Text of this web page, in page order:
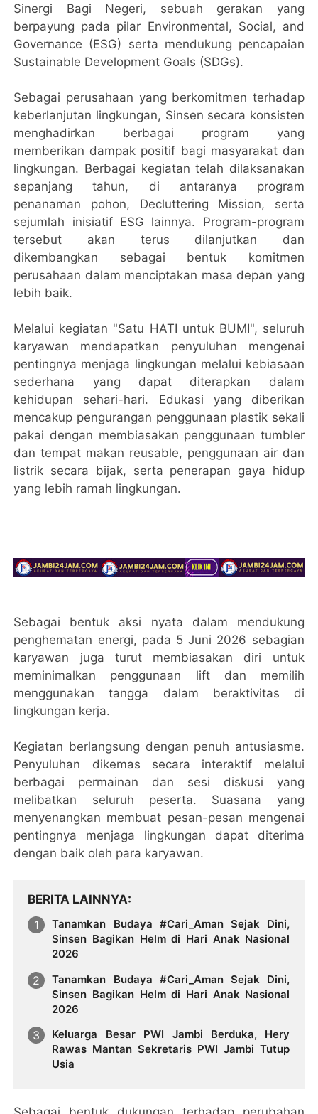
Sinergi Bagi Negeri, sebuah gerakan yang
berpayung pada pilar Environmental, Social, and
Governance (ESG) serta mendukung pencapaian
Sustainable Development Goals (SDGs).
Sebagai perusahaan yang berkomitmen terhadap
keberlanjutan lingkungan, Sinsen secara konsisten
menghadirkan berbagai program yang
memberikan dampak positif bagi masyarakat dan
lingkungan. Berbagai kegiatan telah dilaksanakan
sepanjang tahun, di antaranya program
penanaman pohon, Decluttering Mission, serta
sejumlah inisiatif ESG lainnya. Program-program
tersebut akan terus dilanjutkan dan
dikembangkan sebagai bentuk komitmen
perusahaan dalam menciptakan masa depan yang
lebih baik.
Melalui kegiatan "Satu HATI untuk BUMI", seluruh
karyawan mendapatkan penyuluhan mengenai
pentingnya menjaga lingkungan melalui kebiasaan
sederhana yang dapat diterapkan dalam
kehidupan sehari-hari. Edukasi yang diberikan
mencakup pengurangan penggunaan plastik sekali
pakai dengan membiasakan penggunaan tumbler
dan tempat makan reusable, penggunaan air dan
listrik secara bijak, serta penerapan gaya hidup
yang lebih ramah lingkungan.
Sebagai bentuk aksi nyata dalam mendukung
penghematan energi, pada 5 Juni 2026 sebagian
karyawan juga turut membiasakan diri untuk
meminimalkan penggunaan lift dan memilih
menggunakan tangga dalam beraktivitas di
lingkungan kerja.
Kegiatan berlangsung dengan penuh antusiasme.
Penyuluhan dikemas secara interaktif melalui
berbagai permainan dan sesi diskusi yang
melibatkan seluruh peserta. Suasana yang
menyenangkan membuat pesan-pesan mengenai
pentingnya menjaga lingkungan dapat diterima
dengan baik oleh para karyawan.
BERITA LAINNYA
Tanamkan Budaya #Cari_Aman Sejak Dini,
Sinsen Bagikan Helm di Hari Anak Nasional
2026
Tanamkan Budaya #Cari_Aman Sejak Dini,
Sinsen Bagikan Helm di Hari Anak Nasional
2026
Keluarga Besar PWI Jambi Berduka, Hery
Rawas Mantan Sekretaris PWI Jambi Tutup
Usia